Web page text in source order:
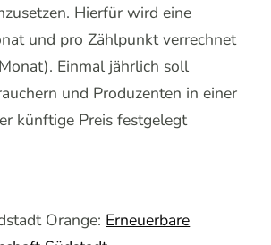
Hierfür wird eine
und pro Zählpunkt verrechnet
Einmal jährlich soll
und Produzenten in einer
künftige Preis festgelegt
Orange: Erneuerbare